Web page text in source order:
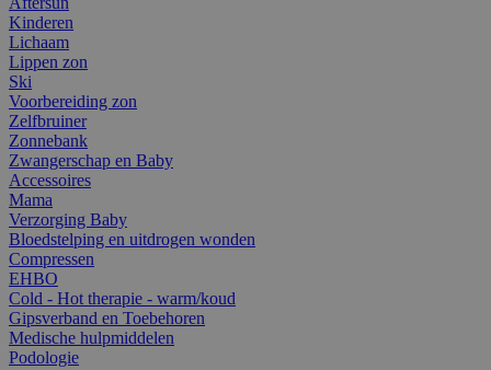
Kinderen
Lichaam
Lippen zon
Ski
Voorbereiding zon
Zelfbruiner
Zonnebank
Zwangerschap en Baby
Accessoires
Mama
Verzorging Baby
Bloedstelping en uitdrogen wonden
Compressen
EHBO
Cold - Hot therapie - warm/koud
Gipsverband en Toebehoren
Medische hulpmiddelen
Podologie